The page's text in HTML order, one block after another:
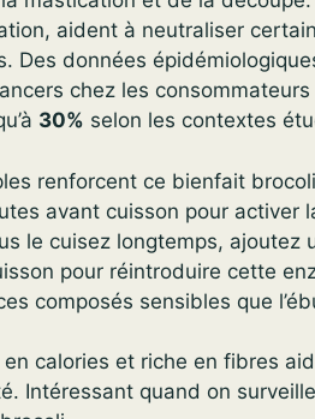
aident à neutraliser
Des données
chez les
30% selon les contextes
renforcent ce bienfait
avant cuisson pour activer
le cuisez longtemps, ajoutez
pour réintroduire cette
composés sensibles que
calories et riche en fibres
Intéressant quand on